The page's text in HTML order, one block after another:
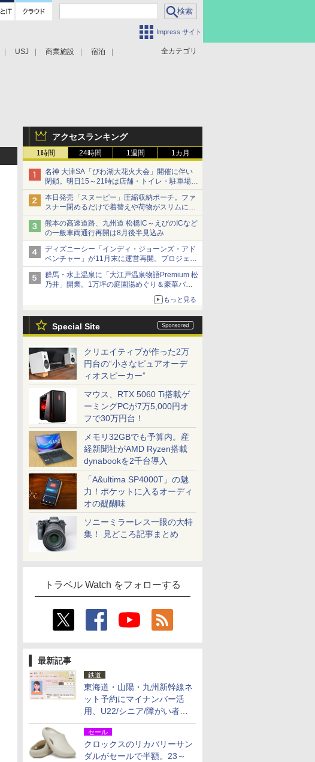
Impress サイト
全カテゴリ
USJ 商業施設 宿泊
アクセスランキング
1時間 24時間 1週間 1カ月
名神 大津SA「びわ湖大花火大会」開催に伴い
閉鎖。明日15～21時は店舗・トイレ・駐車場の
利用不可
本日発売「スヌーピー」圧縮収納ポーチ。ファ
スナー閉めるだけで着替えや荷物がスリムにま
とまる
熊本の高速道路、九州道 松橋IC～えびのICなど
の一般車両通行再開は8月後半見込み
ディズニーシー「インディ・ジョーンズ・アド
ベンチャー」が11月末に運営再開。プロジェク
ションマッピングを追加、DPAは1500円
群馬・水上温泉に「大江戸温泉物語Premium 松
乃井」開業。1万坪の庭園湯めぐり＆豪華バイ
もっと見る
Special Site
クリエイティブが作った2万
円台の“小さなピュアオーデ
ィオスピーカー”
マウス、RTX 5060 Ti搭載ゲ
ーミングPCが7万5,000円オ
フで30万円台！
メモリ32GBでも予算内。産
経新聞社がAMD Ryzen搭載
dynabookを2千台導入
「A&ultima SP4000T」の魅
力！ポケットに入るオーディ
オの醍醐味
ソニーミラーレス一眼の大特
集！ 見どころ記事まとめ
トラベル Watch をフォローする
最新記事
鉄道
東海道・山陽・九州新幹線ネ
ット予約にマイナンバー活
用、U22/シニア/障がい者割
を9月15日から発売
セール
クロックスのリカバリーサン
ダルがセールで半額。23～